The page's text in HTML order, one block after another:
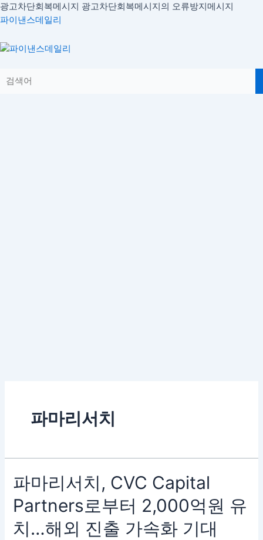
광고차단회복메시지 광고차단회복메시지의 오류방지메시지
파이낸스데일리
파마리서치
파마리서치, CVC Capital
Partners로부터 2,000억원 유
치…해외 진출 가속화 기대
파
마
리
치,